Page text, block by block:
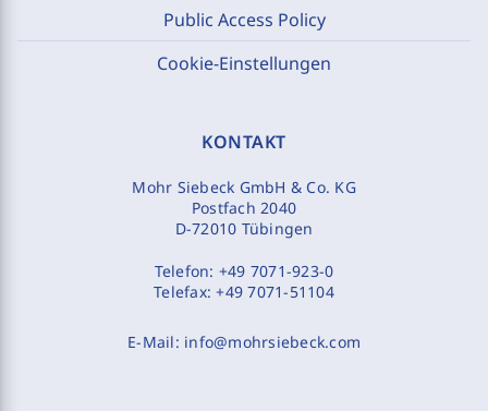
Public Access Policy
Cookie-Einstellungen
KONTAKT
Mohr Siebeck GmbH & Co. KG
Postfach 2040
D-72010 Tübingen
Telefon: +49 7071-923-0
Telefax:+49 7071-51104
E-Mail: info@mohrsiebeck.com